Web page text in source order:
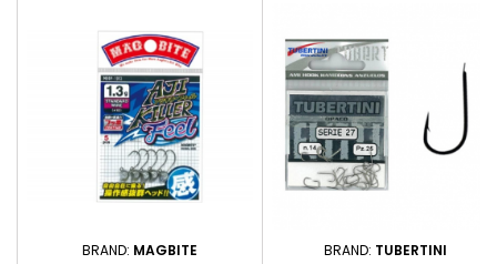
BRAND: MAGBITE BRAND: TUBERTINI